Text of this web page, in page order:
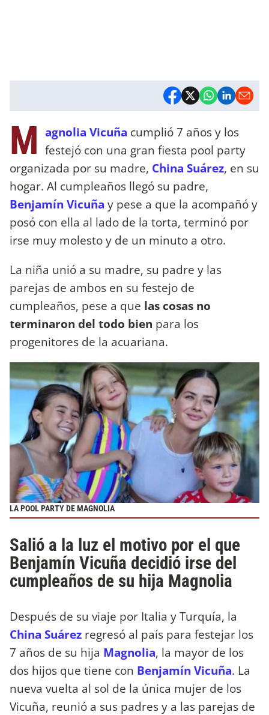
M agnolia Vicuña cumplió 7 años y los
festejó con una gran fiesta pool party
organizada por su madre, China Suárez, en su
hogar. Al cumpleaños llegó su padre,
Benjamín Vicuña y pese a que la acompañó y
posó con ella al lado de la torta, terminó por
irse muy molesto y de un minuto a otro.
La niña unió a su madre, su padre y las
parejas de ambos en su festejo de
cumpleaños, pese a que las cosas no
terminaron del todo bien para los
progenitores de la acuariana.
LA POOL PARTY DE MAGNOLIA
Salió a la luz el motivo por el que
Benjamín Vicuña decidió irse del
cumpleaños de su hija Magnolia
Después de su viaje por Italia y Turquía, la
China Suárez regresó al país para festejar los
7 años de su hija Magnolia, la mayor de los
dos hijos que tiene con Benjamín Vicuña. La
nueva vuelta al sol de la única mujer de los
Vicuña, reunió a sus padres y a las parejas de